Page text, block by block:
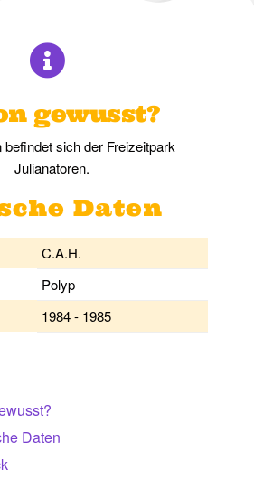
gewusst?
befindet sich der Freizeitpark
Julianatoren.
Daten
C.A.H.
Polyp
1984 - 1985
Daten